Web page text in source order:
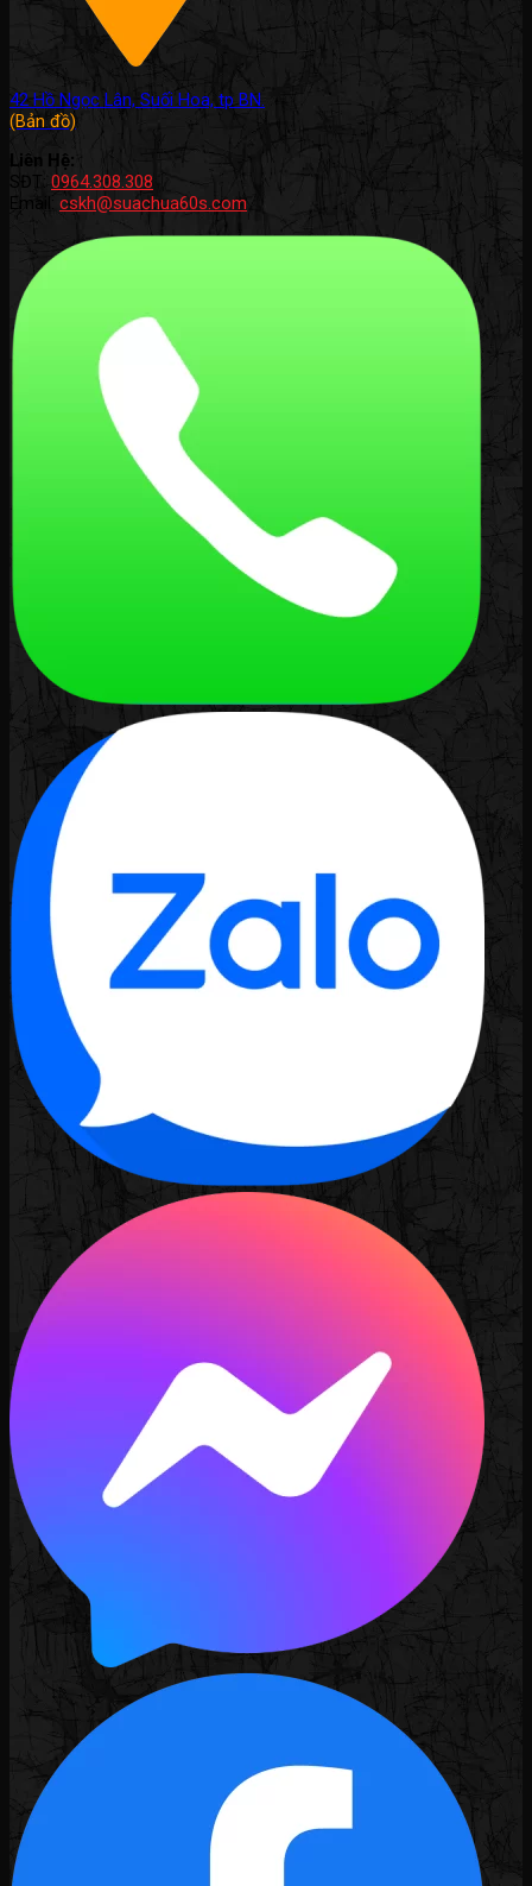
42 Hồ Ngọc Lân, Suối Hoa, tp BN.
(Bản đồ)
Liên Hệ:
SĐT: 0964.308.308
Email: cskh@suachua60s.com